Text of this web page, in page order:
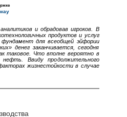
и обрадовав игроков. В
продуктов и услуг
для всеобщей эйфории
денег заканчивается, сегодня
таковое. Что вполне вероятно в
Ввиду продолжительного
жизнестойкости в случае